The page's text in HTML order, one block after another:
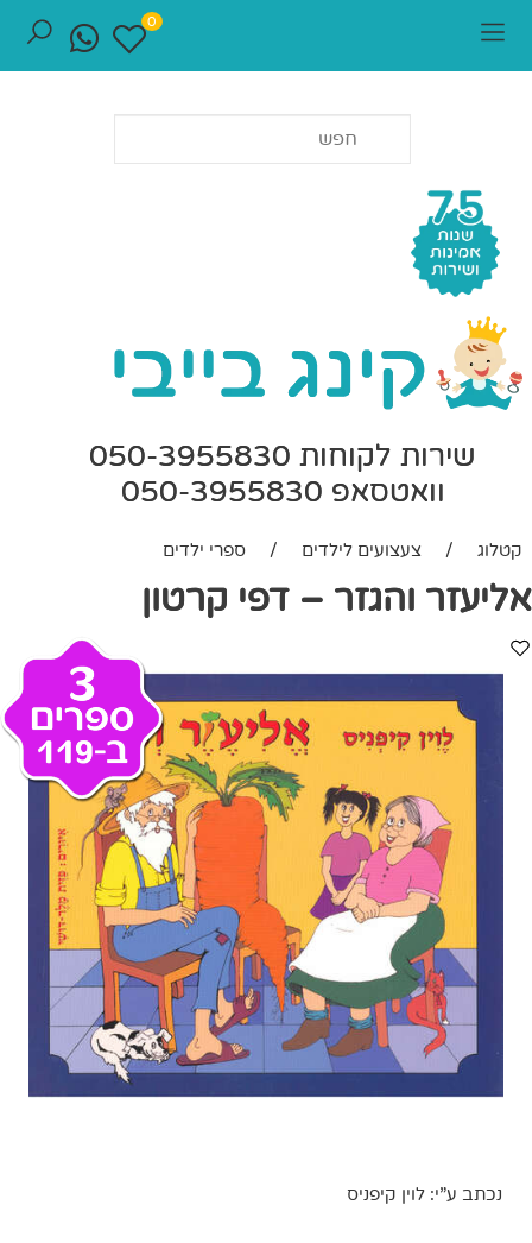
שירות לקוחות 050-3955830
וואטסאפ 050-3955830
0
קטלוג / צעצועים לילדים / ספרי ילדים
אליעזר והגזר – דפי קרטון
נכתב ע”י: לוין קיפניס